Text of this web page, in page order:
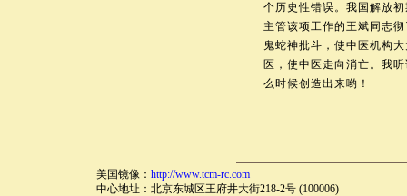
个历史性错误。我国解放
主管该项工作的王斌同志
鬼蛇神批斗，使中医机构
医，使中医走向消亡。我
么时候创造出来哟！
美国镜像： http://www.tcm-rc.com
中心地址：北京东城区王府井大街218-2号 (100006)